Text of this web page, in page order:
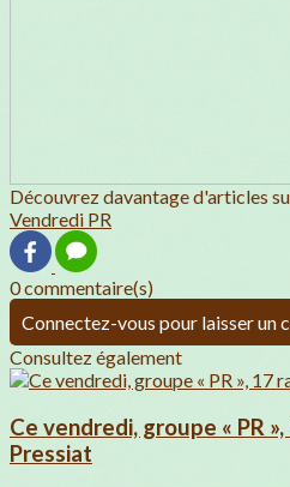
Découvrez davantage d'articles
Vendredi PR
0 commentaire(s)
Connectez-vous pour laisser un
Consultez également
Ce vendredi, groupe « PR
Pressiat